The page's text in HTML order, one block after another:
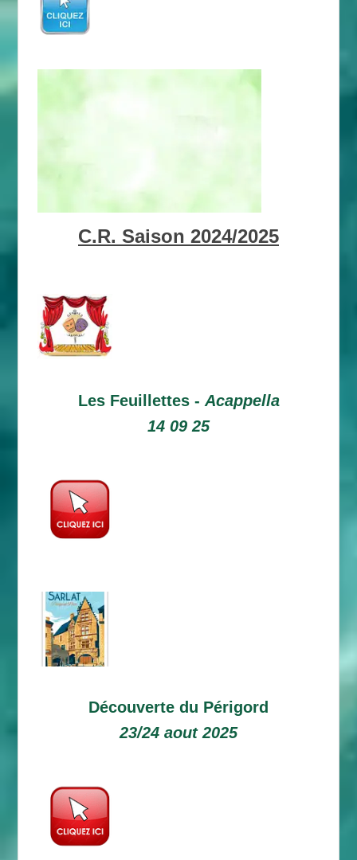
C.R. Saison 2024/2025
Les Feuillettes - Acappella
14 09 25
Découverte du Périgord
23/24 aout 2025